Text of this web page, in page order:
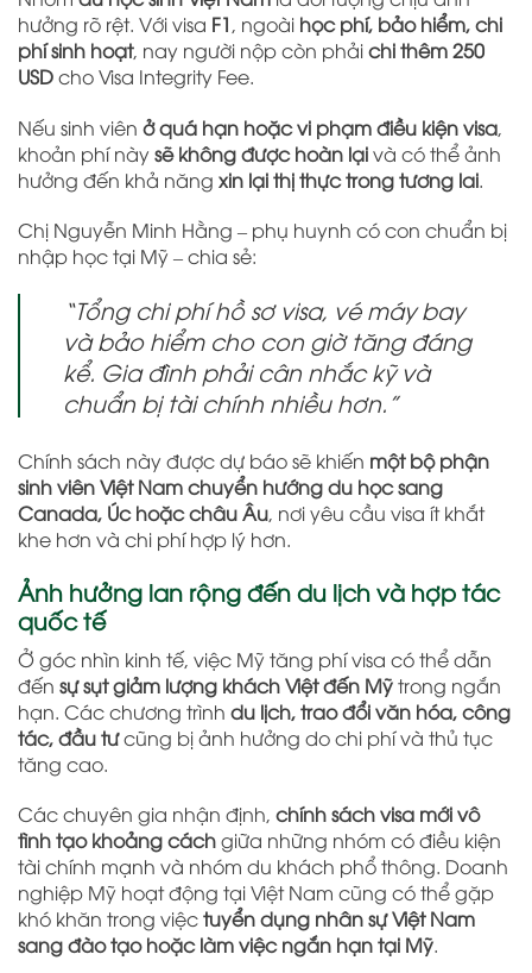
hưởng rõ rệt. Với visa F1, ngoài học phí, bảo hiểm, chi
phí sinh hoạt, nay người nộp còn phảichi thêm 250
USDcho Visa Integrity Fee.
Nếu sinh viên ở quá hạn hoặc vi phạm điều kiện visa,
khoản phí nàysẽ không được hoàn lạivà có thể ảnh
hưởng đến khả năng xin lại thị thực trong tương lai.
Chị Nguyễn Minh Hằng – phụ huynh có con chuẩn bị
nhập học tại Mỹ – chia sẻ:
“Tổng chi phí hồ sơ visa, vé máy bay
và bảo hiểm cho con giờ tăng đáng
kể. Gia đình phải cân nhắc kỹ và
chuẩn bị tài chính nhiều hơn.”
Chính sách này được dự báo sẽ khiến một bộ phận
sinh viên Việt Nam chuyển hướng du học sang
Canada, Úc hoặc châu Âu, nơi yêu cầu visa ít khắt
khe hơn và chi phí hợp lý hơn.
Ảnh hưởng lan rộng đến du lịch và hợp tác
quốc tế
Ở góc nhìn kinh tế, việc Mỹ tăng phí visa có thể dẫn
đến sự sụt giảm lượng khách Việt đến Mỹtrong ngắn
hạn. Các chương trình du lịch, trao đổi văn hóa, công
tác, đầu tưcũng bị ảnh hưởng do chi phí và thủ tục
tăng cao.
Các chuyên gia nhận định, chính sách visa mới vô
tình tạo khoảng cáchgiữa những nhóm có điều kiện
tài chính mạnh và nhóm du khách phổ thông. Doanh
nghiệp Mỹ hoạt động tại Việt Nam cũng có thể gặp
khó khăn trong việctuyển dụng nhân sự Việt Nam
sang đào tạo hoặc làm việc ngắn hạn tại Mỹ.